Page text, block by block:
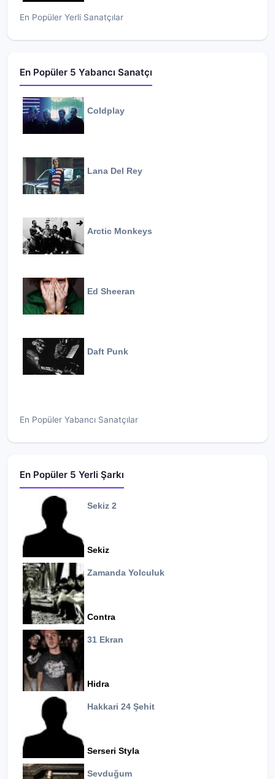
En Popüler Yerli Sanatçılar
En Popüler 5 Yabancı Sanatçı
Coldplay
Lana Del Rey
Arctic Monkeys
Ed Sheeran
Daft Punk
En Popüler Yabancı Sanatçılar
En Popüler 5 Yerli Şarkı
Sekiz 2
Sekiz
Zamanda Yolculuk
Contra
31 Ekran
Hidra
Hakkari 24 Şehit
Serseri Styla
Sevduğum